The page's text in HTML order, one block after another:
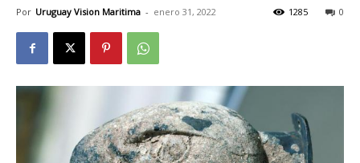
Por Uruguay Vision Maritima - enero 31, 2022 0
1285